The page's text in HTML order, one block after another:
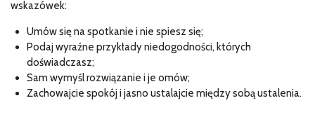
wskazówek:
Umów się na spotkanie i nie spiesz się;
Podaj wyraźne przykłady niedogodności, których
doświadczasz;
Sam wymyśl rozwiązanie i je omów;
Zachowajcie spokój i jasno ustalajcie między sobą ustalenia.